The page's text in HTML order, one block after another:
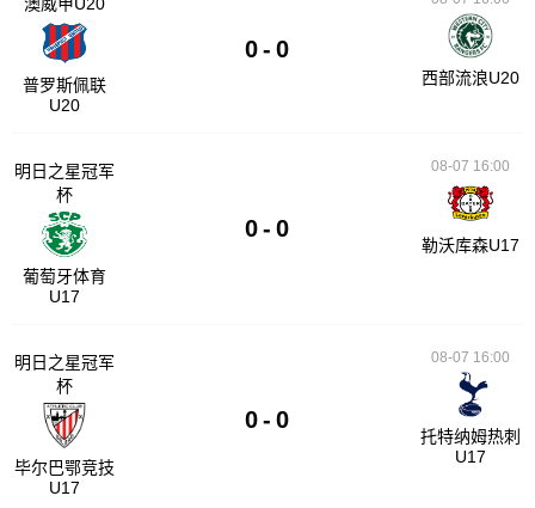
澳威甲U20
普罗斯佩联
U20
0 - 0
西部流浪U20
明日之星冠军
杯
葡萄牙体育
U17
0 - 0
08-07 16:00
勒沃库森U17
明日之星冠军
杯
毕尔巴鄂竞技
U17
0 - 0
08-07 16:00
托特纳姆热刺
U17